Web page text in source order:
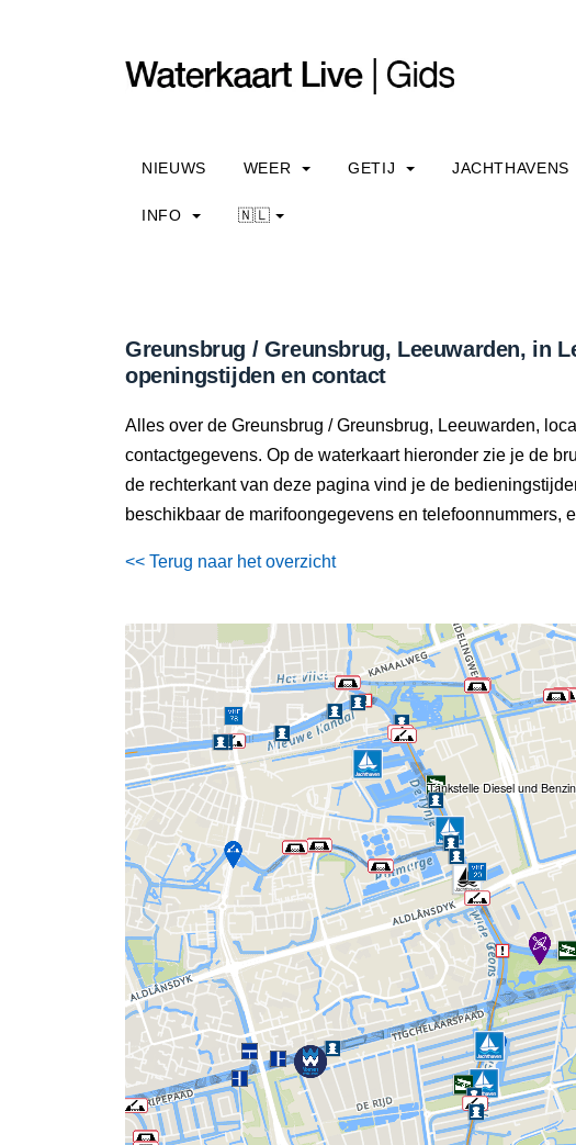
NIEUWS WEER GETIJ JACHTHAVENS
INFO 🇳🇱
Greunsbrug / Greunsbrug, Leeuwarden, in
openingstijden en contact
Alles over de Greunsbrug / Greunsbrug, Leeuwarden,
contactgegevens. Op de waterkaart hieronder zie je de
de rechterkant van deze pagina vind je de
beschikbaar de marifoongegevens en telefoonnummers,
<< Terug naar het overzicht
Tankstelle Diesel und